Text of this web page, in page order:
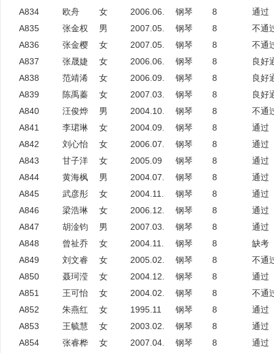
A834
欧舟 女 2006.06. 钢琴 8
通过
A835
张金权 男 2007.05. 钢琴 8
不通
A836
张金樱 女 2007.05. 钢琴 8
不通
A837
张晟婕 女 2006.06. 钢琴 8
良好
A838
范靖浠 女 2006.09. 钢琴 8
良好
A839
陈禹蓁 女 2007.03. 钢琴 8
良好
A840
汪俊烨 男 2004.10. 钢琴 8
不通
A841
李珺琳 女 2004.09. 钢琴 8
通过
A842
刘心怡 女 2006.07. 钢琴 8
通过
A843
甘子洋 女 2005.09 钢琴 8
通过
A844
黄海枫 男 2004.07. 钢琴 8
通过
A845
武彦彤 女 2004.11. 钢琴 8
通过
A846
梁浩琳 女 2006.12. 钢琴 8
通过
A847
胡淦钧 男 2007.03. 钢琴 8
通过
A848
曾祉乔 女 2004.11. 钢琴 8
缺考
A849
刘文睿 女 2005.02. 钢琴 8
不通
A850
聂珂滢 女 2004.12. 钢琴 8
通过
A851
王可怡 女 2004.02. 钢琴 8
不通
A852
朱燕红 女 1995.11 钢琴 8
通过
A853
王毓慧 女 2003.02. 钢琴 8
通过
A854
张睿桦 女 2007.04. 钢琴 8 通过